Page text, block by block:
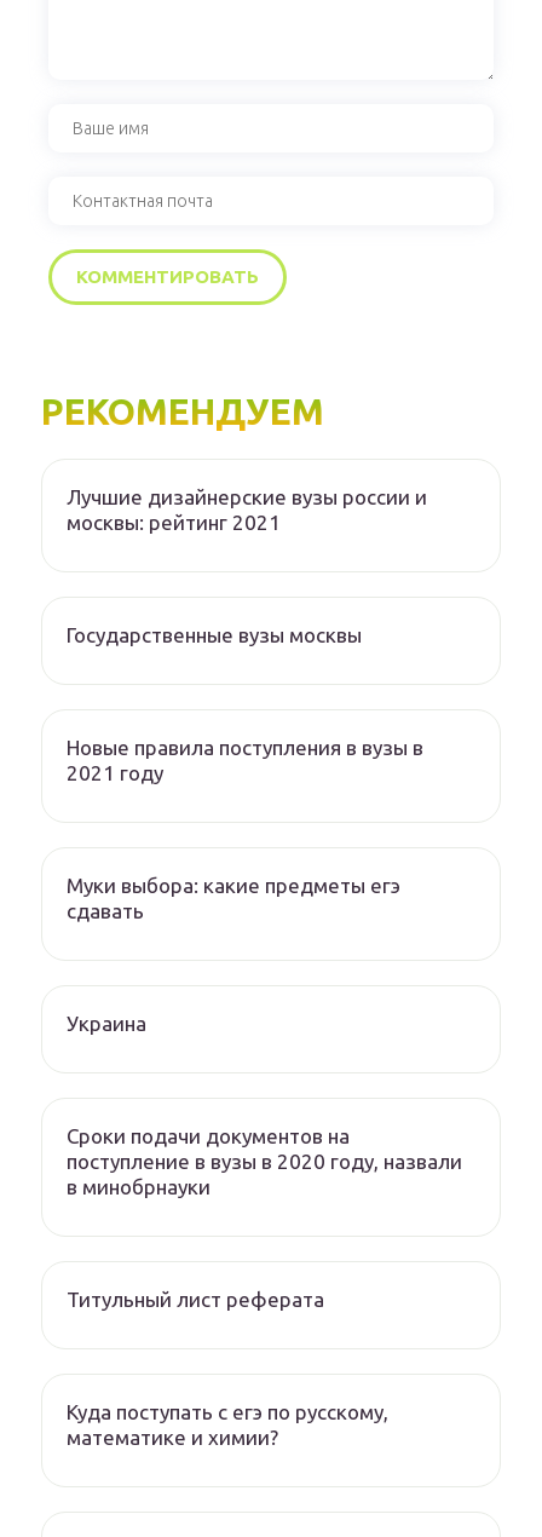
РЕКОМЕНДУЕМ
Лучшие дизайнерские вузы россии и
москвы: рейтинг 2021
Государственные вузы москвы
Новые правила поступления в вузы в
2021 году
Муки выбора: какие предметы егэ
сдавать
Украина
Сроки подачи документов на
поступление в вузы в 2020 году, назвали
в минобрнауки
Титульный лист реферата
Куда поступать с егэ по русскому,
математике и химии?